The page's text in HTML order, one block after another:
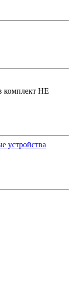
комплект НЕ
устройства